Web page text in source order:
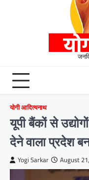
योगी आदित्यनाथ
यूपी बैंकों से
देने वाला प्रदेश
Yogi Sarkar August